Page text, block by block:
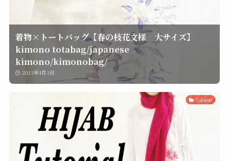
着物×トートバッグ【春の枝花文様 大サイズ】
kimono totabag/japanese
kimono/kimonobag/
2023年4月3日
Column